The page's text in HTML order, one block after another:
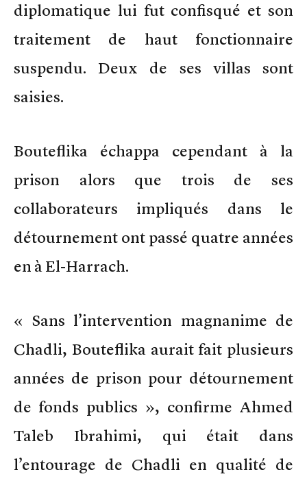
diplomatique lui fut confisqué et son
traitement de haut fonctionnaire
suspendu. Deux de ses villas sont
saisies.
Bouteflika échappa cependant à la
prison alors que trois de ses
collaborateurs impliqués dans le
détournement ont passé quatre années
en à El-Harrach.
« Sans l’intervention magnanime de
Chadli, Bouteflika aurait fait plusieurs
années de prison pour détournement
de fonds publics », confirme Ahmed
Taleb Ibrahimi, qui était dans
l’entourage de Chadli en qualité de